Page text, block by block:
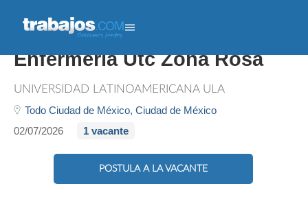
Docentes Licenciatura
Enfermería Utc Zona Rosa
UNIVERSIDAD LATINOAMERICANA ULA
Todo Ciudad de México, Ciudad de México
02/07/2026
1 vacante
POSTULA A LA VACANTE